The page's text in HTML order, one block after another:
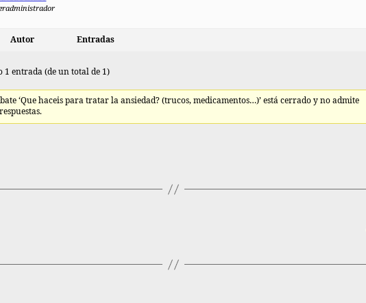
Autor Entradas
1 entrada (de un total de 1)
‘Que haceis para tratar la ansiedad? (trucos, medicamentos…)’ está cerrado y no admite